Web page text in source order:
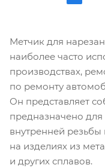
Метчик для
наиболее часто
производствах,
по ремонту
Он представляет
предназначено
внутренней резьбы
на изделиях из
и других сплавов.